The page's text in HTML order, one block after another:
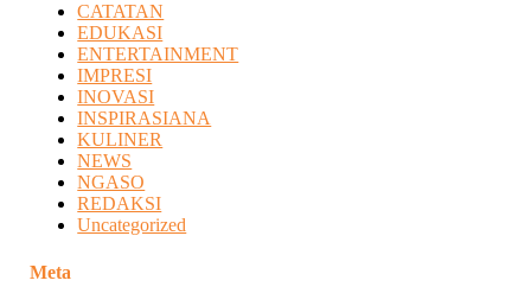
CATATAN
EDUKASI
ENTERTAINMENT
IMPRESI
INOVASI
INSPIRASIANA
KULINER
NEWS
NGASO
REDAKSI
Uncategorized
Meta